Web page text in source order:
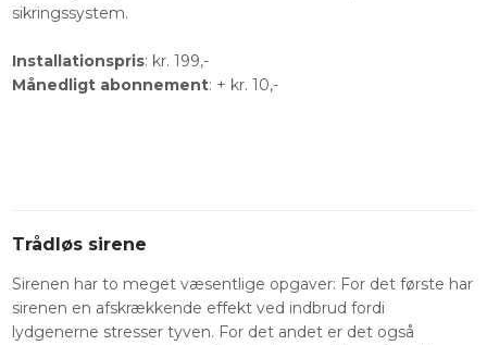
sikringssystem.
Installationspris: kr. 199,-
Månedligt abonnement: + kr. 10,-
​Trådløs sirene
Sirenen har to meget væsentlige opgaver: For det første har
sirenen en afskrækkende effekt ved indbrud fordi
lydgenerne stresser tyven. For det andet er det også